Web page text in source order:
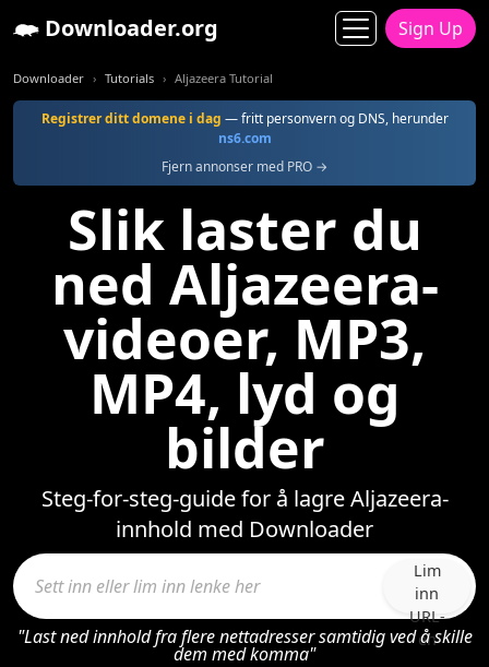
Downloader.org Sign Up
Downloader Tutorials Aljazeera Tutorial
Registrer ditt domene i dag — fritt personvern og DNS, herunder
ns6.com
Fjern annonser med PRO →
Slik laster du
ned Aljazeera-
videoer, MP3,
MP4, lyd og
bilder
Steg-for-steg-guide for å lagre Aljazeera-
innhold med Downloader
Lim
inn
URL-
en
"Last ned innhold fra flere nettadresser samtidig ved å skille
dem med komma"